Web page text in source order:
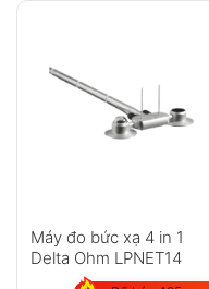
Máy đo bức xạ 4 in 1
Delta Ohm LPNET14